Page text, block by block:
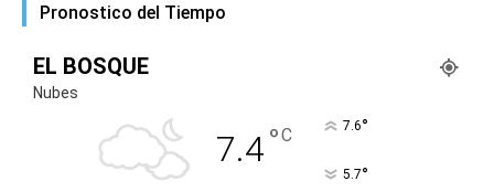
Pronostico del Tiempo
EL BOSQUE
Nubes
7.4°C 7.6°
5.7°